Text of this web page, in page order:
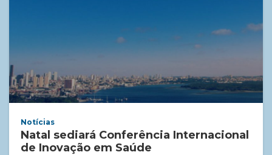
Notícias
Natal sediará Conferência Internacional
de Inovação em Saúde